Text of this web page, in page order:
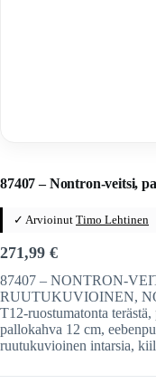
87407 – Nontron-veitsi,
✓ Arvioinut Timo Lehtinen
271,99 €
87407 – NONTRON-
RUUTUKUVIOINEN,
T12-ruostumatonta
pallokahva 12 cm,
ruutukuvioinen intarsia,